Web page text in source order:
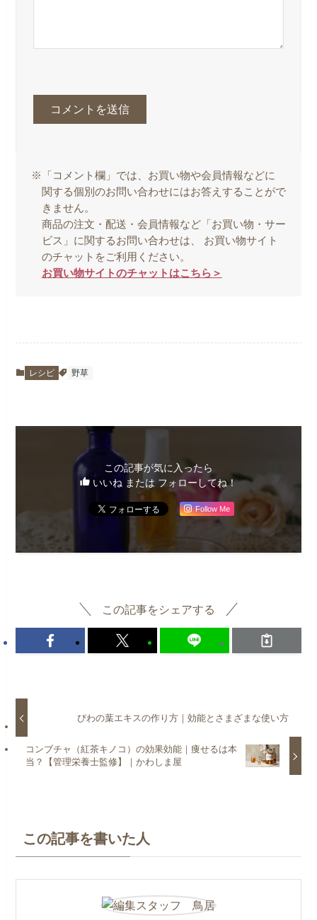
※「コメント欄」では、お買い物や会員情報などに
関する個別のお問い合わせにはお答えすることがで
きません。
商品の注文・配送・会員情報など「お買い物・サー
ビス」に関するお問い合わせは、 お買い物サイト
のチャットをご利用ください。
お買い物サイトのチャットはこちら＞
レシピ 野草
この記事が気に入ったら
いいね または フォローしてね！
Follow Me
この記事をシェアする
びわの葉エキスの作り方｜効能とさまざまな使い方
コンブチャ（紅茶キノコ）の効果効能｜痩せるは本
当？【管理栄養士監修】｜かわしま屋
この記事を書いた人